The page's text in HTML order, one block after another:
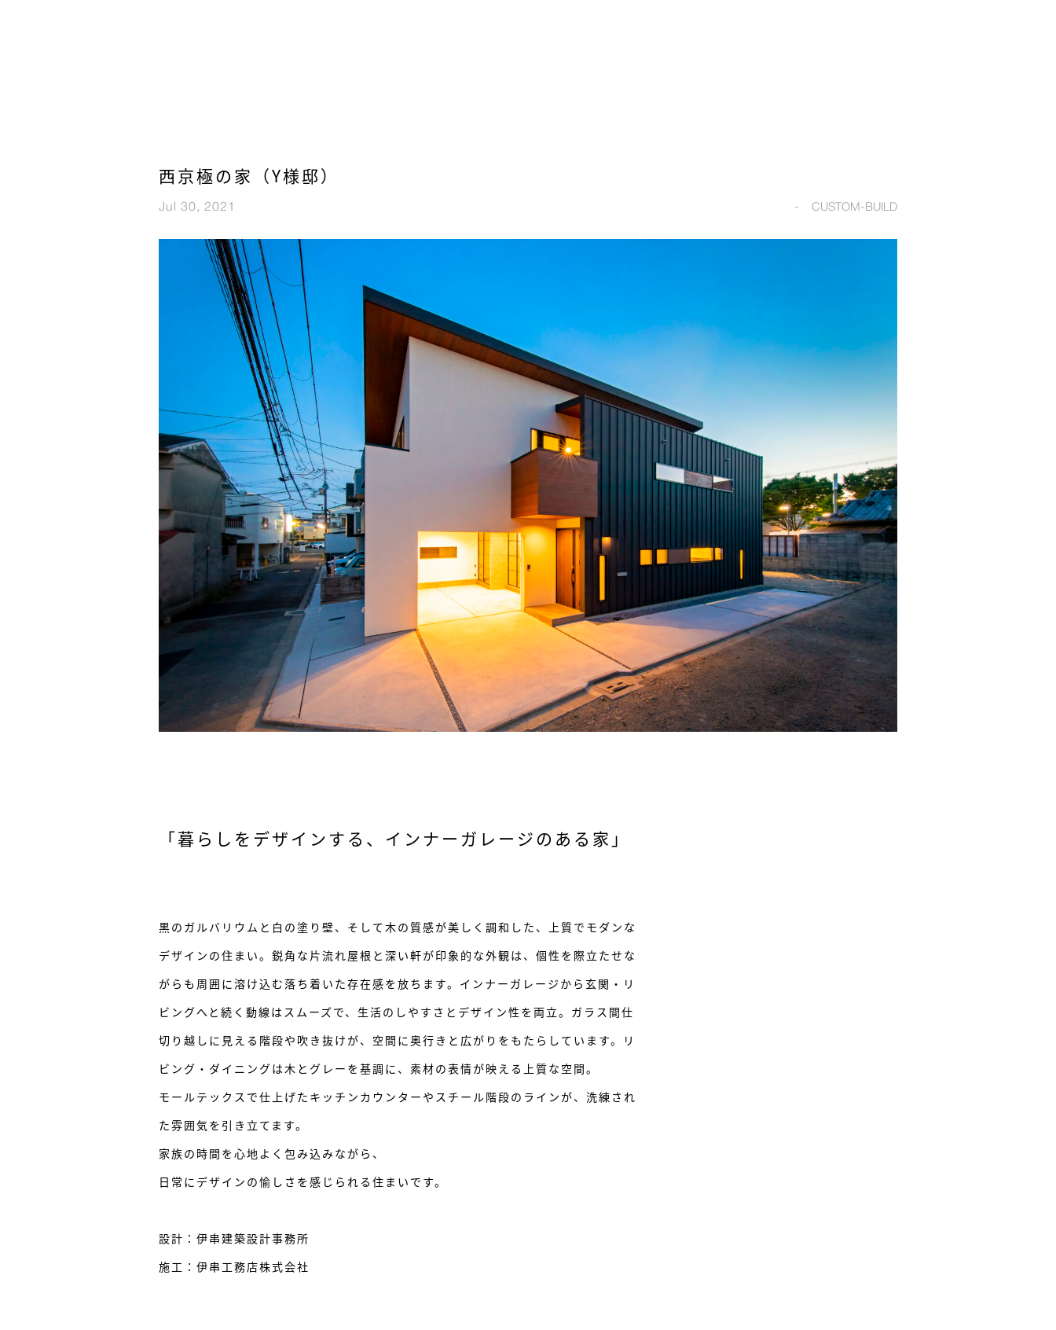
西京極の家（Y様邸）
Jul 30, 2021 CUSTOM-BUILD
「暮らしをデザインする、インナーガレージのある家」
黒のガルバリウムと白の塗り壁、そして木の質感が美しく調和した、上質でモダンな
デザインの住まい。鋭角な片流れ屋根と深い軒が印象的な外観は、個性を際立たせな
がらも周囲に溶け込む落ち着いた存在感を放ちます。インナーガレージから玄関・リ
ビングへと続く動線はスムーズで、生活のしやすさとデザイン性を両立。ガラス間仕
切り越しに見える階段や吹き抜けが、空間に奥行きと広がりをもたらしています。リ
ビング・ダイニングは木とグレーを基調に、素材の表情が映える上質な空間。
モールテックスで仕上げたキッチンカウンターやスチール階段のラインが、洗練され
た雰囲気を引き立てます。
家族の時間を心地よく包み込みながら、
日常にデザインの愉しさを感じられる住まいです。
設計：伊串建築設計事務所
施工：伊串工務店株式会社